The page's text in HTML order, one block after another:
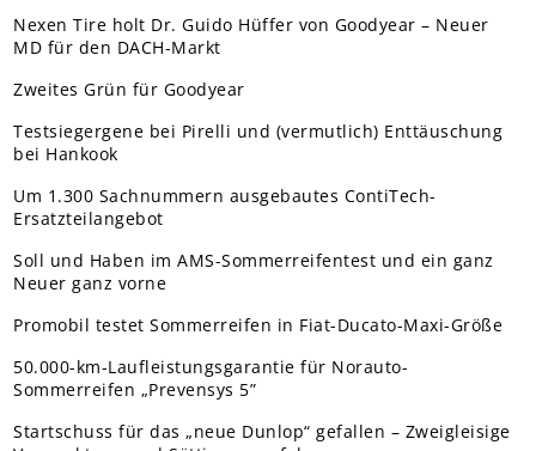
Nexen Tire holt Dr. Guido Hüffer von Goodyear – Neuer
MD für den DACH-Markt
Zweites Grün für Goodyear
Testsiegergene bei Pirelli und (vermutlich) Enttäuschung
bei Hankook
Um 1.300 Sachnummern ausgebautes ContiTech-
Ersatzteilangebot
Soll und Haben im AMS-Sommerreifentest und ein ganz
Neuer ganz vorne
Promobil testet Sommerreifen in Fiat-Ducato-Maxi-Größe
50.000-km-Laufleistungsgarantie für Norauto-
Sommerreifen „Prevensys 5”
Startschuss für das „neue Dunlop“ gefallen – Zweigleisige